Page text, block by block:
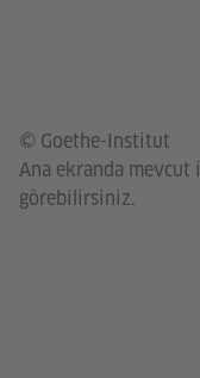
© Goethe-Institut
Ana ekranda mevcut
görebilirsiniz.